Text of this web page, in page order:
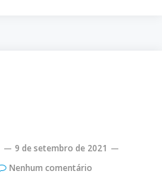
9 de setembro de 2021
Nenhum comentário